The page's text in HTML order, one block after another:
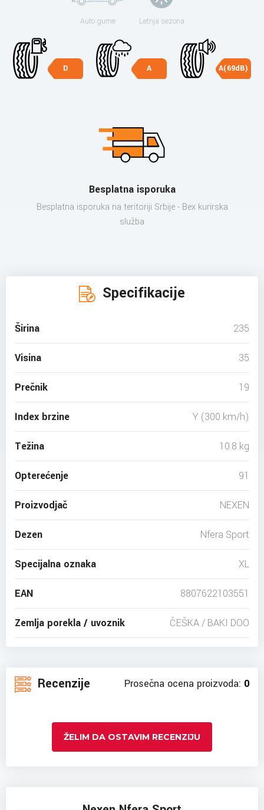
Auto gume Letnja sezona
D A A(69dB)
Besplatna isporuka
Besplatna isporuka na teritoriji Srbije - Bex kurirska
služba
Specifikacije
Širina 235
Visina 35
Prečnik 19
Index brzine Y (300 km/h)
Težina 10.8 kg
Opterećenje 91
Proizvodjač NEXEN
Dezen Nfera Sport
Specijalna oznaka XL
EAN 8807622103551
Zemlja porekla / uvoznik ČEŠKA / BAKI DOO
Recenzije Prosečna ocena proizvoda: 0
ŽELIM DA OSTAVIM RECENZIJU